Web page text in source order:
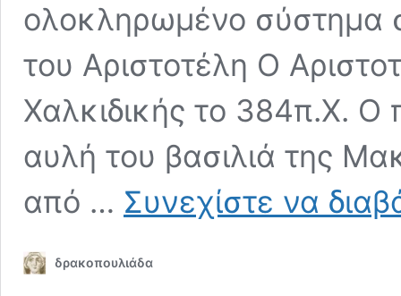
ολοκληρωμένο σύστημα
του Αριστοτέλη Ο
Χαλκιδικής το 384π.Χ. Ο
αυλή του βασιλιά της
από … Συνεχίστε να
δρακοπουλιάδα